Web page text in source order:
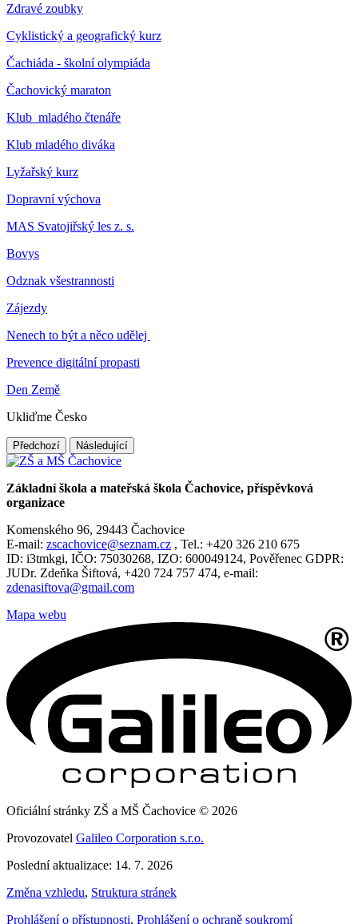
Zdravé zoubky
Cyklistický a geografický kurz
Čachiáda - školní olympiáda
Čachovický maraton
Klub mladého čtenáře
Klub mladého diváka
Lyžařský kurz
Dopravní výchova
MAS Svatojiřský les z. s.
Bovys
Odznak všestrannosti
Zájezdy
Nenech to být a něco udělej
Prevence digitální propasti
Den Země
Ukliďme Česko
Předchozí Následující
Základní škola a mateřská škola Čachovice, příspěvková
organizace
Komenského 96, 29443 Čachovice
E-mail: zscachovice@seznam.cz , Tel.: +420 326 210 675
ID: i3tmkgi, IČO: 75030268, IZO: 600049124, Pověřenec GDPR:
JUDr. Zdeňka Šiftová, +420 724 757 474, e-mail:
zdenasiftova@gmail.com
Mapa webu
Oficiální stránky ZŠ a MŠ Čachovice © 2026
Provozovatel Galileo Corporation s.r.o.
Poslední aktualizace: 14. 7. 2026
Změna vzhledu, Struktura stránek
Prohlášení o přístupnosti, Prohlášení o ochraně soukromí